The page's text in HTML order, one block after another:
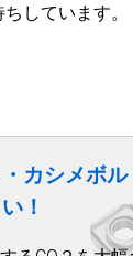
しています。
カシメボ
！